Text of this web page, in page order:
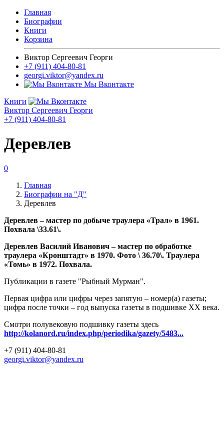
Главная
Биографии
Книги
Корзина
Виктор Сергеевич Георги
+7 (911) 404-80-81
georgi.viktor@yandex.ru
Мы Вконтакте
Книги
Виктор Сергеевич Георги
+7 (911) 404-80-81
Деревлев
0
Главная
Биографии на "Д"
Деревлев
Деревлев – мастер по добыче траулера «Трал» в 1961.
Похвала \33.61\.
Деревлев Василий Иванович – мастер по обработке
траулера «Кронштадт» в 1970. Фото \ 36.70\. Траулера
«Томь» в 1972. Похвала.
Публикации в газете "Рыбный Мурман".
Первая цифра или цифры через запятую – номер(а) газеты;
цифра после точки – год выпуска газеты в подшивке ХХ века.
Смотри полувековую подшивку газеты здесь
http://kolanord.ru/index.php/periodika/gazety/5483...
+7 (911) 404-80-81
georgi.viktor@yandex.ru